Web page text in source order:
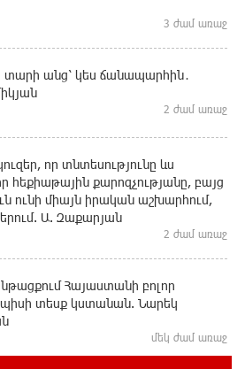
3 ժամ առաջ
տարի անց՝ կես ճանապարհին․
2 ժամ առաջ
որ տնտեսությունը ևս
հեքիաթային քարոզչությանը, բայց
ունի միայն իրական աշխարհում,
Ա. Զաքարյան
2 ժամ առաջ
Հայաստանի բոլոր
տեսք կստանան. Նարեկ
մեկ ժամ առաջ